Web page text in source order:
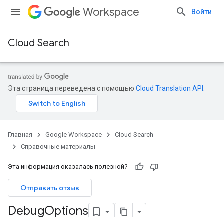
Workspace Войти
Cloud Search
Эта страница переведена с помощью Cloud Translation API
Главная Google Workspace
Cloud Search
Справочные материалы
Эта информация оказалась полезной?
Отправить отзыв
DebugOptions